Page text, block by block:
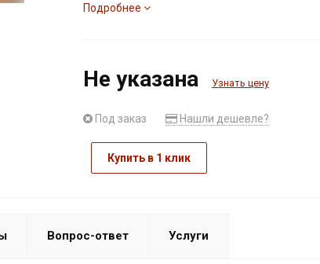
Подробнее
Не указана Узнать цену
Под заказ Нашли дешевле?
Купить в 1 клик
Вопрос-ответ Услуги